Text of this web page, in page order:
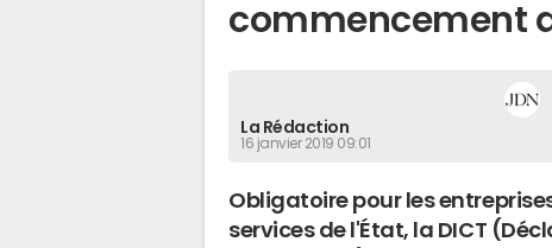
commencement
La Rédaction
16 janvier 2019 09:01
Obligatoire pour les
services de l'État, la DICT